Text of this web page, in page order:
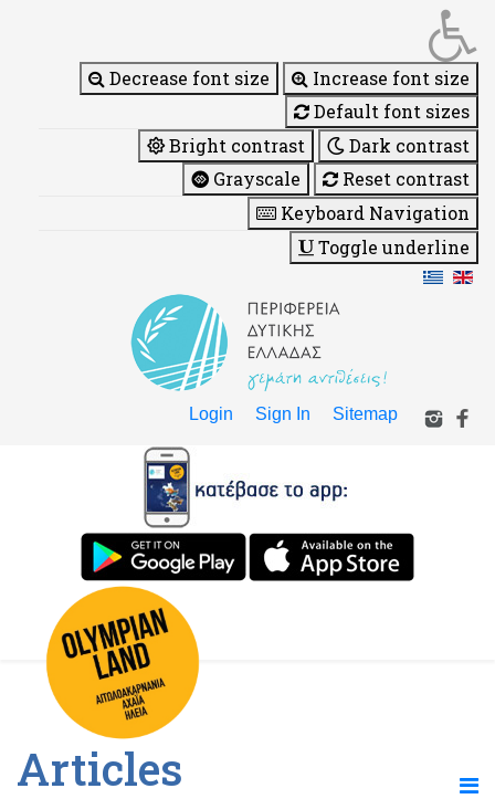
Decrease font size
Increase font size
Default font sizes
Bright contrast
Dark contrast
Grayscale
Reset contrast
Keyboard Navigation
Toggle underline
Login Sign In Sitemap
Articles